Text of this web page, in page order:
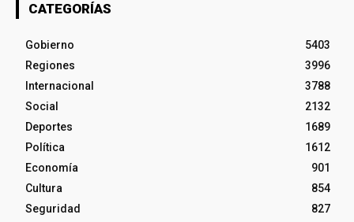
CATEGORÍAS
Gobierno
5403
Regiones
3996
Internacional
3788
Social
2132
Deportes
1689
Política
1612
Economía
901
Cultura
854
Seguridad
827